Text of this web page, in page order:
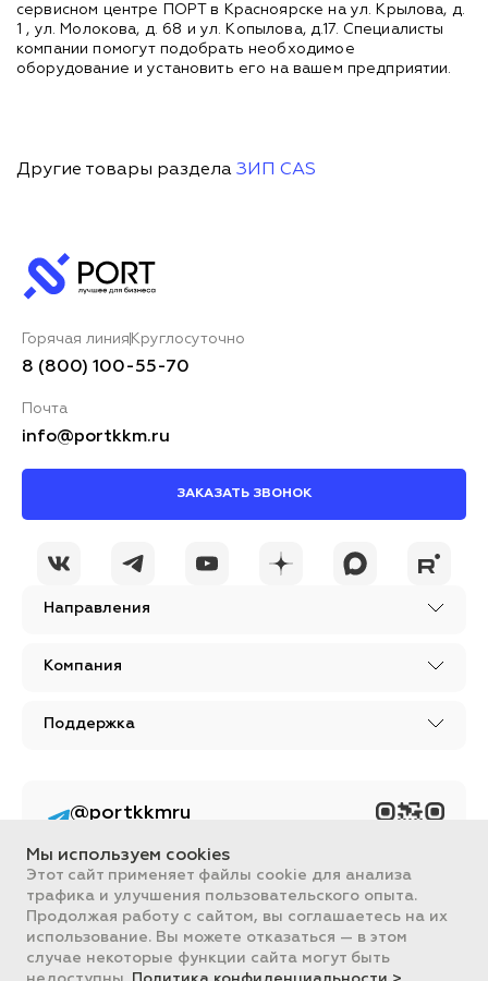
сервисном центре ПОРТ в Красноярске на ул. Крылова, д.
1 , ул. Молокова, д. 68 и ул. Копылова, д.17. Специалисты
компании помогут подобрать необходимое
оборудование и установить его на вашем предприятии.
Другие товары раздела ЗИП CAS
Направления
Компания
Поддержка
Горячая линия Круглосуточно
8 (800) 100-55-70
Почта
info@portkkm.ru
ЗАКАЗАТЬ ЗВОНОК
Вся информация, размещенная на сайте, носит ознакомительный
характер и не является публичной офертой, определяемой
положениями Статьи 437 ГК РФ.
Все цены на сайте указаны с НДС. ООО "ПОРТ" ИНН 2461018892,
ОГРН 1022401953496
@portkkmru
контент PORT - бизнес
портал
Мы используем cookies
Этот сайт применяет файлы cookie для анализа
трафика и улучшения пользовательского опыта.
Продолжая работу с сайтом, вы соглашаетесь на их
использование. Вы можете отказаться — в этом
случае некоторые функции сайта могут быть